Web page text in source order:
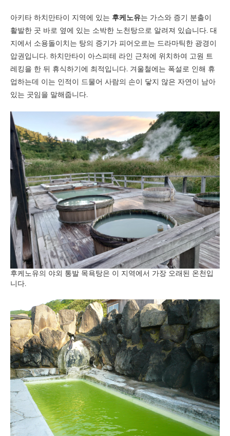
아키타 하치만타이 지역에 있는 후케노유는 가스와 증기 분출이
활발한 곳 바로 옆에 있는 소박한 노천탕으로 알려져 있습니다. 대
지에서 소용돌이치는 탕의 증기가 피어오르는 드라마틱한 광경이
압권입니다. 하치만타이 아스피테 라인 근처에 위치하여 고원 트
레킹을 한 뒤 휴식하기에 최적입니다. 겨울철에는 폭설로 인해 휴
업하는데 이는 인적이 드물어 사람의 손이 닿지 않은 자연이 남아
있는 곳임을 말해줍니다.
후케노유의 야외 통발 목욕탕은 이 지역에서 가장 오래된 온천입
니다.